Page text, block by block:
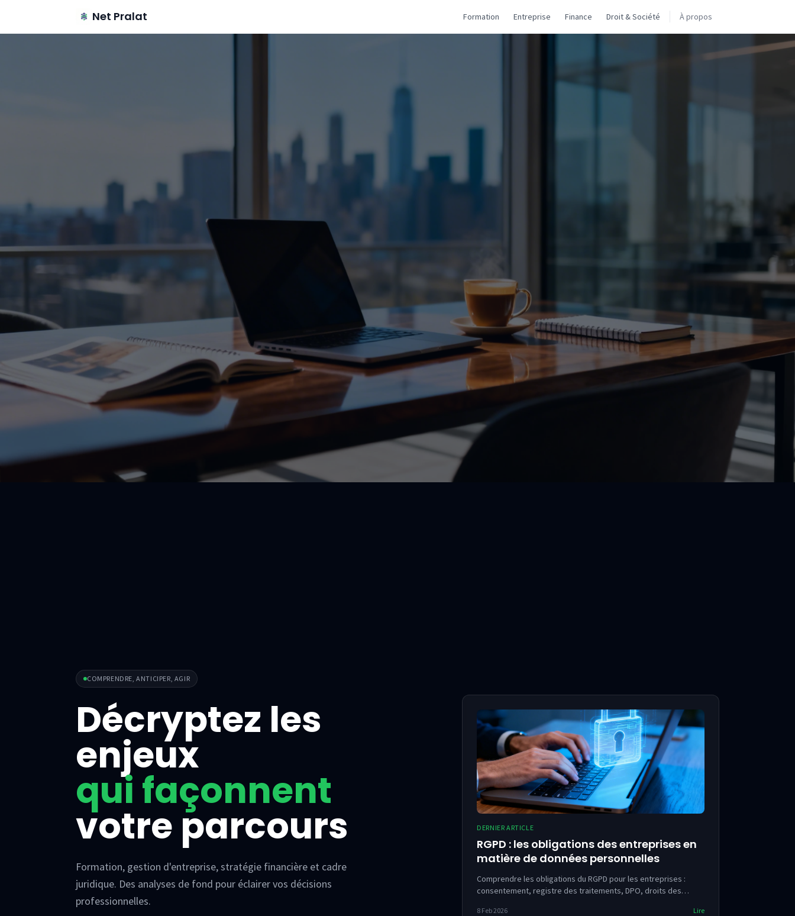
Net Pralat Formation Entreprise Finance Droit & Société À propos
COMPRENDRE, ANTICIPER, AGIR
Décryptez les
enjeux
qui façonnent
votre parcours
Formation, gestion d'entreprise, stratégie financière et cadre
juridique. Des analyses de fond pour éclairer vos décisions
professionnelles.
DERNIER ARTICLE
RGPD : les obligations des entreprises en
matière de données personnelles
Comprendre les obligations du RGPD pour les entreprises :
consentement, registre des traitements, DPO, droits des
8 Feb 2026 Lire